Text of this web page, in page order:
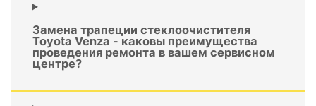
Замена трапеции стеклоочистителя
Toyota Venza - каковы преимущества
проведения ремонта в вашем сервисном
центре?